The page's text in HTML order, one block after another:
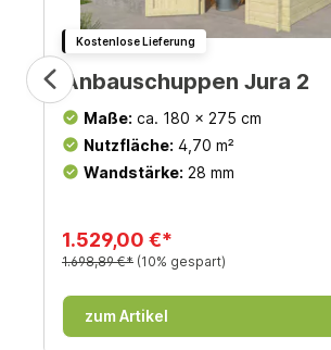
Kostenlose Lieferung
Anbauschuppen Jura 2
Maße: ca. 180 x 275 cm
Nutzfläche: 4,70 m²
Wandstärke: 28 mm
1.529,00 €*
1.698,89 €* (10% gespart)
zum Artikel